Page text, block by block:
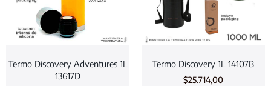
Termo Discovery Adventures 1L
13617D
Termo Discovery 1L 14107B
$25.714,00